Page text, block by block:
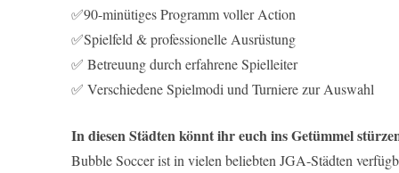
✅90-minütiges Programm voller Action
✅Spielfeld & professionelle Ausrüstung
✅ Betreuung durch erfahrene Spielleiter
✅ Verschiedene Spielmodi und Turniere zur Auswahl
In diesen Städten könnt ihr euch ins Getümmel
Bubble Soccer ist in vielen beliebten JGA-Städten